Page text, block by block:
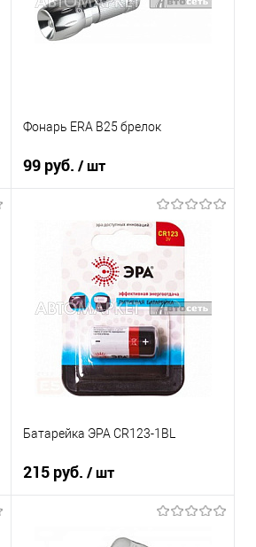
Фонарь ERA B25 брелок
99 руб./ шт
Купить в 1 клик
К сравнению
В список
В наличии
Батарейка ЭРА CR123-1BL
215 руб./ шт